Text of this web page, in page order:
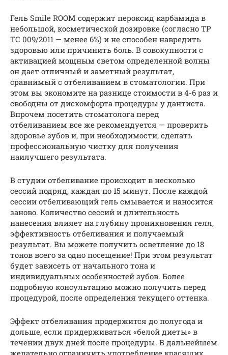
Гель Smile ROOM содержит пероксид карбамида в
небольшой, косметической дозировке (согласно ТР
ТС 009/2011 — менее 6%) и не способен навредить
здоровью или причинить боль. В совокупности с
активацией мощным светом определенной волны
он дает отличный и заметный результат,
сравнимый с отбеливанием в стоматологии. При
этом вы экономите на разнице стоимости в 4-6 раз и
свободны от дискомфорта процедуры у дантиста.
Впрочем посетить стоматолога перед
отбеливанием все же рекомендуется — проверить
здоровье зубов и, при необходимости, сделать
профессиональную чистку для получения
наилучшего результата.
В студии отбеливание происходит в несколько
сессий подряд, каждая по 15 минут. После каждой
сессии отбеливающий гель смывается и наносится
заново. Количество сессий и длительность
нанесения влияет на глубину проникновения геля,
эффективность отбеливания и получаемый
результат. Вы можете получить осветление до 18
тонов всего за одно посещение! При этом результат
будет зависеть от начального тона и
индивидуальных особенностей зубов. Более
подробную консультацию можно получить перед
процедурой, после определения текущего оттенка.
Эффект отбеливания продержится до полугода и
дольше, если придерживаться «белой диеты» в
течении двух дней после процедуры. В дальнейшем
желательно ограничить употребление красящих